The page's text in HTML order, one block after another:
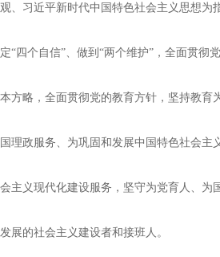
观、习近平新时代中国特色社会主义思想为
定“四个自信”、做到“两个维护”，全面贯彻
本方略，全面贯彻党的教育方针，坚持教育
国理政服务、为巩固和发展中国特色社会主
会主义现代化建设服务，坚守为党育人、为
发展的社会主义建设者和接班人。